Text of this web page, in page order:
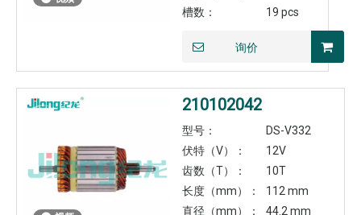
槽数：
19 pcs
询价
210102042
型号：
DS-V332
伏特（V）：
12V
齿数（T）：
10T
长度（mm）：
112 mm
直径（mm）：
44.2 mm